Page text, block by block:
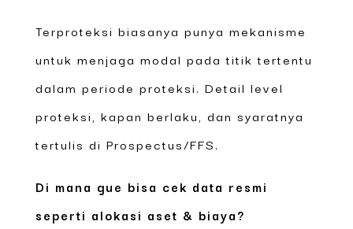
Terproteksi biasanya punya mekanisme
untuk menjaga modal pada titik tertentu
dalam periode proteksi. Detail level
proteksi, kapan berlaku, dan syaratnya
tertulis di Prospectus/FFS.
Di mana gue bisa cek data resmi
seperti alokasi aset & biaya?